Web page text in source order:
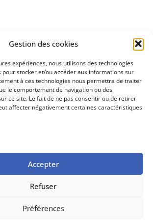
Gestion des cookies
expériences, nous utilisons des technologies
pour stocker et/ou accéder aux informations sur
à ces technologies nous permettra de traiter
le comportement de navigation ou des
ce site. Le fait de ne pas consentir ou de retirer
affecter négativement certaines caractéristiques
Accepter
Refuser
Préférences
vos contrats
depuis 1952
Propos Utiles est
une publication
Conditions générales de vente